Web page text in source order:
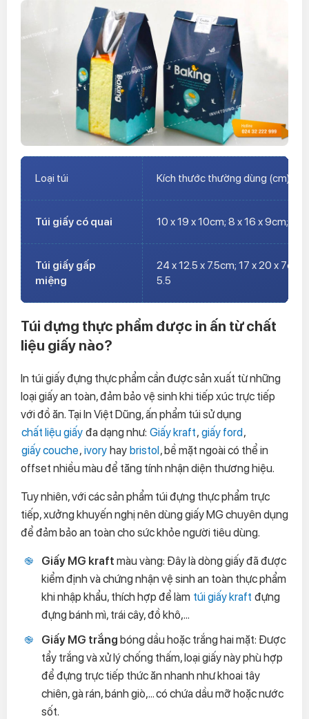
Loại túi Kích thước thường dùng (cm)
Túi giấy có quai 10 x 19 x 10cm; 8 x 16 x 9cm; 9.2
Túi giấy gấp
miệng
24 x 12.5 x 7.5cm; 17 x 20 x 7cm;
5.5
Túi đựng thực phẩm được in ấn từ chất
liệu giấy nào?
In túi giấy đựng thực phẩm cần được sản xuất từ những
loại giấy an toàn, đảm bảo vệ sinh khi tiếp xúc trực tiếp
với đồ ăn. Tại In Việt Dũng, ấn phẩm túi sử dụng
chất liệu giấy đa dạng như: Giấy kraft, giấy ford,
giấy couche, ivory hay bristol, bề mặt ngoài có thể in
offset nhiều màu để tăng tính nhận diện thương hiệu.
Tuy nhiên, với các sản phẩm túi đựng thực phẩm trực
tiếp, xưởng khuyến nghị nên dùng giấy MG chuyên dụng
để đảm bảo an toàn cho sức khỏe người tiêu dùng.
Giấy MG kraft màu vàng: Đây là dòng giấy đã được
kiểm định và chứng nhận vệ sinh an toàn thực phẩm
khi nhập khẩu, thích hợp để làm túi giấy kraft đựng
đựng bánh mì, trái cây, đồ khô,...
Giấy MG trắng bóng dầu hoặc trắng hai mặt: Được
tẩy trắng và xử lý chống thấm, loại giấy này phù hợp
để đựng trực tiếp thức ăn nhanh như khoai tây
chiên, gà rán, bánh giò,... có chứa dầu mỡ hoặc nước
sốt.